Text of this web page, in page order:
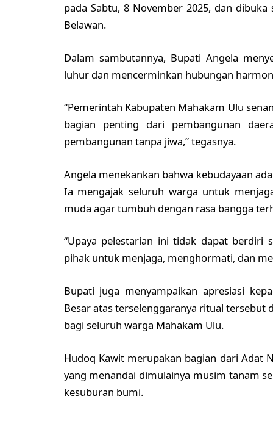
pada Sabtu, 8 November 2025, dan
Belawan.
Dalam sambutannya, Bupati Angela
luhur dan mencerminkan hubungan
“Pemerintah Kabupaten Mahakam Ulu
bagian penting dari pembangunan
pembangunan tanpa jiwa,” tegasnya.
Angela menekankan bahwa kebudayaan
Ia mengajak seluruh warga untuk
muda agar tumbuh dengan rasa bangga
“Upaya pelestarian ini tidak dapat berdiri
pihak untuk menjaga, menghormati, dan
Bupati juga menyampaikan apresiasi
Besar atas terselenggaranya ritual
bagi seluruh warga Mahakam Ulu.
Hudoq Kawit merupakan bagian dari Adat
yang menandai dimulainya musim tanam
kesuburan bumi.